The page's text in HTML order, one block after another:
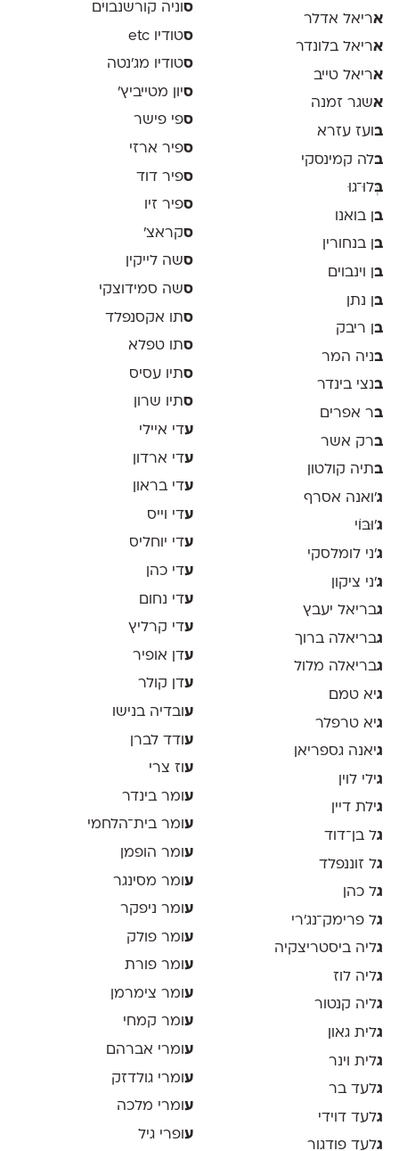
אריאל אדלר
אריאל בלונדר
אריאל טייב
אשגר זמנה
בועז עזרא
בלה קמינסקי
בְּלוּ־גוּ
בן בואנו
בן בנחורין
בן וינבוים
בן נתן
בן ריבק
בניה המר
בנצי בינדר
בר אפרים
ברק אשר
בתיה קולטון
ג'ואנה אסרף
ג'וּבּוֹי
ג׳ני לומלסקי
ג׳ני ציקון
גבריאל יעבץ
גבריאלה ברוך
גבריאלה מלול
גיא טמם
גיא טרפלר
גיאנה גספריאן
גילי לוין
גילת דיין
גל בן־דוד
גל זוננפלד
גל כהן
גל פרימק־נג׳רי
גליה ביסטריצקיה
גליה לוז
גליה קנטור
גלית גאון
גלית וינר
גלעד בר
גלעד דוידי
גלעד פודגור
ס וניה קורשנבוים
סטודיו etc
סטודיו מג'נטה
סיון מטייביץ׳
ספי פישר
ספיר ארזי
ספיר דוד
ספיר זיו
סקראצ׳
סשה לייקין
סשה סמידוצקי
סתו אקסנפלד
סתו טפלא
סתיו עסיס
סתיו שרון
עדי איילי
עדי ארדון
עדי בראון
עדי וייס
עדי יוחליס
עדי כהן
עדי נחום
עדי קרליץ
עדן אופיר
עדן קולר
ע ובדיה בנישו
עודד לברן
ע וז צרי
ע ומר בינדר
עומר בית־הלחמי
ע ומר הופמן
עומר מסינגר
ע ומר ניפקר
ע ומר פולק
עומר פורת
ע ומר צימרמן
עומר קמחי
ע ומרי אברהם
ע ומרי גולדזק
עומרי מלכה
ע ופרי גיל